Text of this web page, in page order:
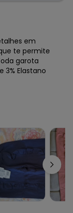
em
te permite
garota
3% Elastano
0001-
com cores